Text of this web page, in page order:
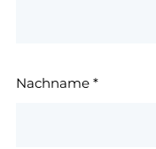
Nachname *